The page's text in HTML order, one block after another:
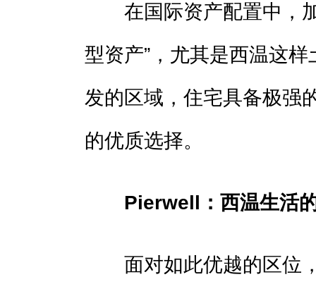
在国际资产配置中，加
型资产”，尤其是西温这
发的区域，住宅具备极强
的优质选择。
Pierwell：西温生活
面对如此优越的区位，